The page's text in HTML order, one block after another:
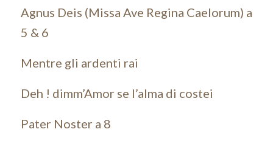
Agnus Deis (Missa Ave Regina Caelorum) a
5 & 6
Mentre gli ardenti rai
Deh ! dimm’Amor se l’alma di costei
Pater Noster a 8